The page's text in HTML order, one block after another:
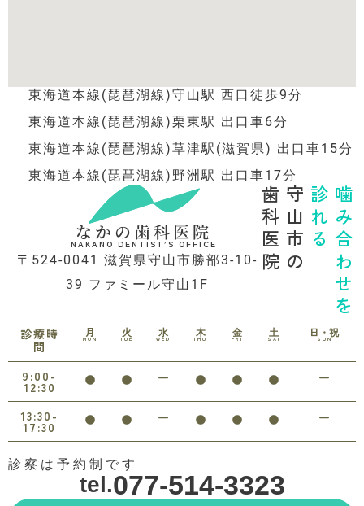
東海道本線(琵琶湖線)守山駅 西口徒歩9分
東海道本線(琵琶湖線)栗東駅 出口車6分
東海道本線(琵琶湖線)草津駅(滋賀県) 出口車15分
東海道本線(琵琶湖線)野洲駅 出口車17分
なかの歯科医院
NAKANO DENTIST’S OFFICE
〒524-0041 滋賀県守山市勝部3-10-
39 ファミール守山1F
噛み合わせを
診れる
守山市の
歯科医院
診療時
間
月
MON
火
TUE
水
WED
木
THU
金
FRI
土
SAT
日・祝
SUN
9:00-
12:30
13:30-
17:30
診察は予約制です
tel.077-514-3323